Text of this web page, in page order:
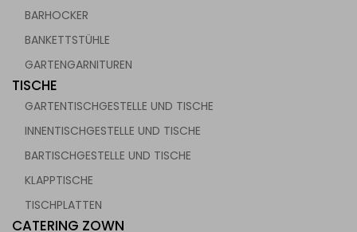
für die Gastronomie
BARHOCKER
BANKETTSTÜHLE
GARTENGARNITUREN
TISCHE
GARTENTISCHGESTELLE UND TISCHE
INNENTISCHGESTELLE UND TISCHE
BARTISCHGESTELLE UND TISCHE
KLAPPTISCHE
TISCHPLATTEN
CATERING ZOWN